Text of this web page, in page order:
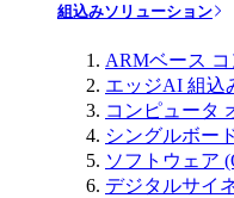
組込みソリューション
ARMベース
エッジAI 組込
コンピュータ
シングルボー
ソフトウェア
デジタルサイ